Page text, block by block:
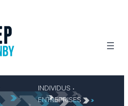
INDIVIDUS ·
ENTREPRISES